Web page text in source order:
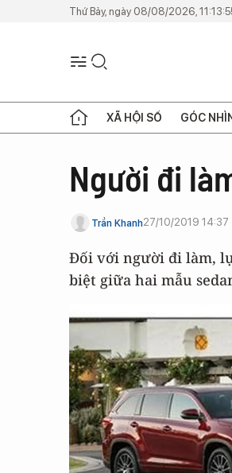
Thứ Bảy, ngày 08/08/2026,
XÃ HỘI SỐ GÓC
Người đi
Trần Khanh27/10/2019 14:37
Đối với người đi làm,
biệt giữa hai mẫu